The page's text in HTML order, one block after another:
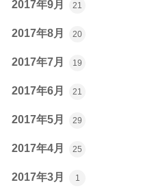
2017年9月 21
2017年8月 20
2017年7月 19
2017年6月 21
2017年5月 29
2017年4月 25
2017年3月 1